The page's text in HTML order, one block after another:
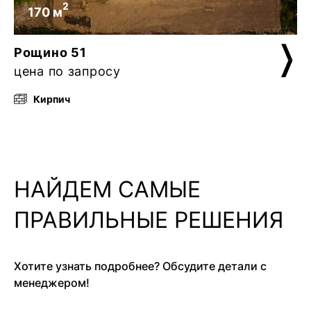
170 м2
Рощино 51
цена по запросу
Кирпич
НАЙДЕМ САМЫЕ
ПРАВИЛЬНЫЕ РЕШЕНИЯ
Хотите узнать подробнее? Обсудите детали с
менеджером!